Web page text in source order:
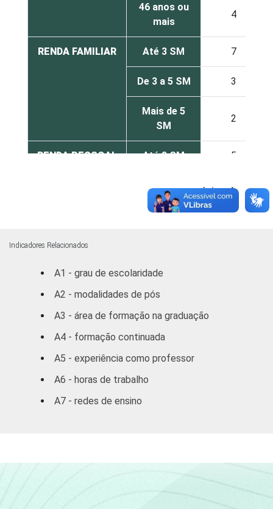
46 anos ou
mais
4
RENDA FAMILIAR Até 3 SM 7
De 3 a 5 SM 3
Mais de 5
SM
2
RENDA PESSOAL Até 3 SM 5
De 3 a 5 SM 2
Mais de 5
Centro
Oeste
Nordeste
DEPENDÊNCIA
próxima
Indicadores Relacionados
A1 - grau de escolaridade
A2 - modalidades de pós
A3 - área de formação na graduação
A4 - formação continuada
A5 - experiência como professor
A6 - horas de trabalho
A7 - redes de ensino